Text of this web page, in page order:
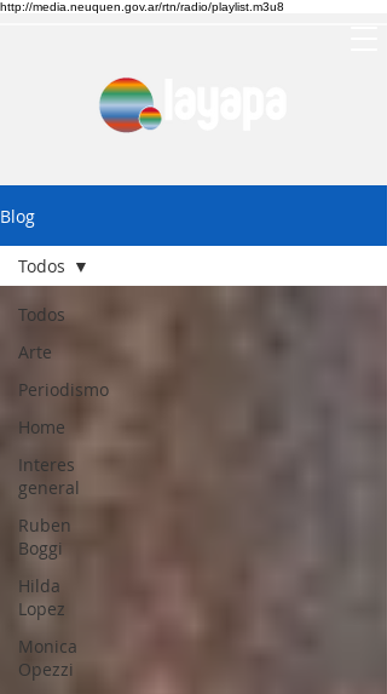
http://media.neuquen.gov.ar/rtn/radio/playlist.m3u8
Blog
Todos
Arte
Periodismo
Home
Interes
general
Ruben
Boggi
Hilda
Lopez
Monica
Opezzi
Todos